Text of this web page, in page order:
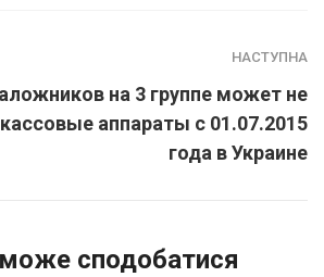
НАСТУПНА
на 3 группе может не
аппараты с 01.07.2015
года в Украине
сподобатися